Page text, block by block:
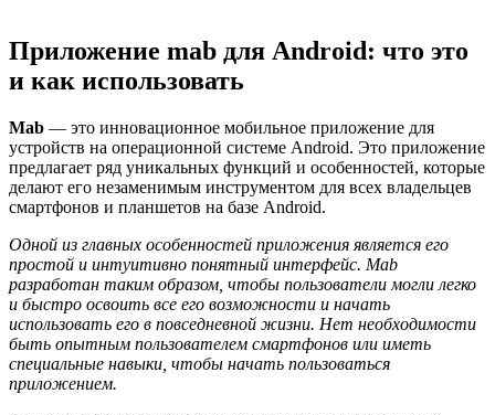
Приложение mab для Android: что это
и как использовать
Mab — это инновационное мобильное приложение для
устройств на операционной системе Android. Это приложение
предлагает ряд уникальных функций и особенностей, которые
делают его незаменимым инструментом для всех владельцев
смартфонов и планшетов на базе Android.
Одной из главных особенностей приложения является его
простой и интуитивно понятный интерфейс. Mab
разработан таким образом, чтобы пользователи могли легко
и быстро освоить все его возможности и начать
использовать его в повседневной жизни. Нет необходимости
быть опытным пользователем смартфонов или иметь
специальные навыки, чтобы начать пользоваться
приложением.